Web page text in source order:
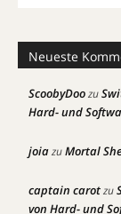
Neueste
ScoobyDoozu
Hard- und
joiazuMortal
captain carotzu
von Hard- und